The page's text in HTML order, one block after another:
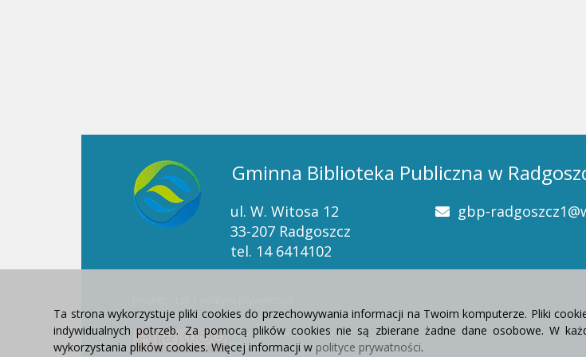
Gminna Biblioteka Publiczna w
ul. W. Witosa 12
33-207 Radgoszcz
tel. 14 6414102
gbp-
ResponsiveVoice used under
Non-Commercial License
Ta strona wykorzystuje pliki cookies do przechowywania informacji na Twoim komputerze. Pliki
indywidualnych potrzeb. Za pomocą plików cookies nie są zbierane żadne dane osobowe. W
wykorzystania plików cookies. Więcej informacji wpolityce prywatności.